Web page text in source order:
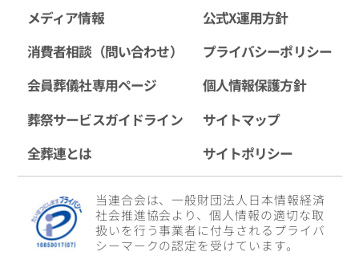
メディア情報
消費者相談（問い合わせ）
会員葬儀社専用ページ
葬祭サービスガイドライン
全葬連とは
公式X運用方針
プライバシーポリシー
個人情報保護方針
サイトマップ
サイトポリシー
当連合会は、一般財団法人日本情報経済
社会推進協会より、個人情報の適切な取
扱いを行う事業者に付与されるプライバ
シーマークの認定を受けています。